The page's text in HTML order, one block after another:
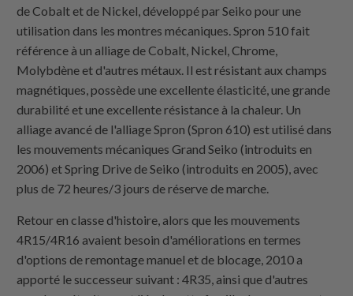
de Cobalt et de Nickel, développé par Seiko pour une
utilisation dans les montres mécaniques. Spron 510 fait
référence à un alliage de Cobalt, Nickel, Chrome,
Molybdène et d'autres métaux. Il est résistant aux champs
magnétiques, possède une excellente élasticité, une grande
durabilité et une excellente résistance à la chaleur. Un
alliage avancé de l'alliage Spron (Spron 610) est utilisé dans
les mouvements mécaniques Grand Seiko (introduits en
2006) et Spring Drive de Seiko (introduits en 2005), avec
plus de 72 heures/3 jours de réserve de marche.
Retour en classe d'histoire, alors que les mouvements
4R15/4R16 avaient besoin d'améliorations en termes
d'options de remontage manuel et de blocage, 2010 a
apporté le successeur suivant : 4R35, ainsi que d'autres